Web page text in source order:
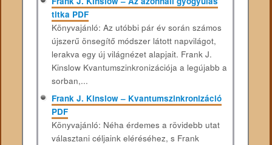
titka PDF
Könyvajánló: Az utóbbi pár év során számos
újszerű önsegítő módszer látott napvilágot,
lerakva egy új világnézet alapjait. Frank J.
Kinslow Kvantumszinkronizációja a legújabb a
sorban,...
Frank J. Kinslow – Kvantumszinkronizáció
PDF
Könyvajánló: Néha érdemes a rövidebb utat
választani céljaink eléréséhez, s Frank